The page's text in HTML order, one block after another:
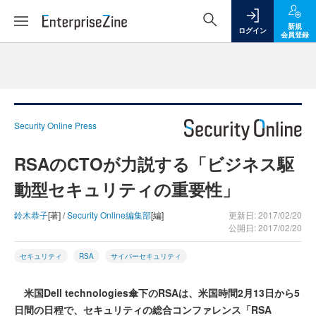
ログイン
新規
会員登録
Security Online Press
RSAのCTOが力説する「ビジネス駆
動型セキュリティの重要性」
鈴木恭子[著] /Security Online編集部[編]
更新日: 2017/02/20
公開日: 2017/02/20
セキュリティ RSA サイバーセキュリティ
米国Dell technologies傘下のRSAは、米国時間2月13日から5
日間の日程で、セキュリティの総合コンファレンス「RSA